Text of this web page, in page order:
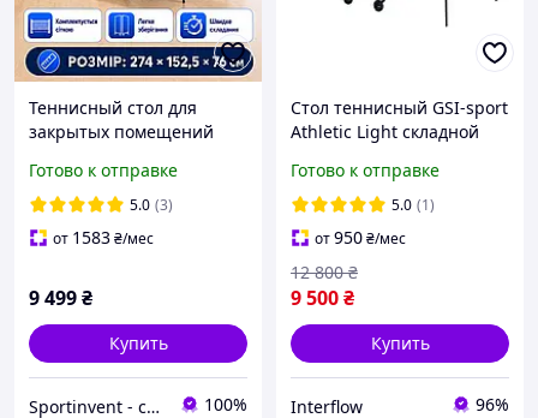
Теннисный стол для
закрытых помещений
игровой GSI-sport Athletic
Light графит
Готово к отправке
5.0 (3)
от 1583₴/мес
9 499₴
Купить
Sportinvent - спортивный интернет магазин 100%
Стол теннисный GSI-sport
Athletic Light складной
помещений 274 × 152,5 ×
76 см, Синий
Готово к отправке
5.0 (1)
от950₴/мес
9 500₴
12 800 ₴
Купить
Interflow 96%